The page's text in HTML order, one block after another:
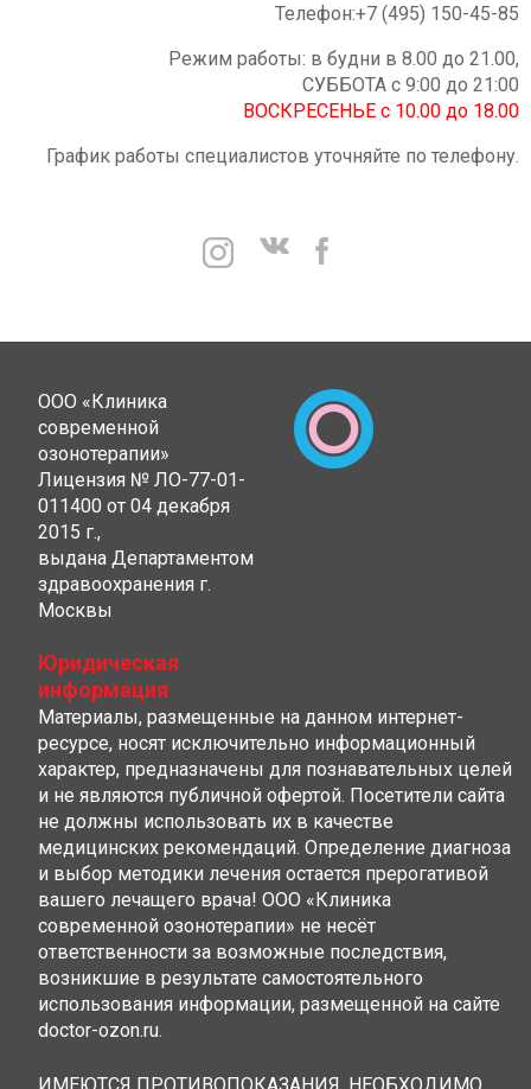
Телефон:+7 (495) 150-45-85
Режим работы: в будни в 8.00 до 21.00,
СУББОТА с 9:00 до 21:00
ВОСКРЕСЕНЬЕ с 10.00 до 18.00
График работы специалистов уточняйте по телефону.
ООО «Клиника
современной
озонотерапии»
Лицензия № ЛО-77-01-
011400 от 04 декабря
2015 г.,
выдана Департаментом
здравоохранения г.
Москвы
Юридическая
информация
Материалы, размещенные на данном интернет-
ресурсе, носят исключительно информационный
характер, предназначены для познавательных целей
и не являются публичной офертой. Посетители сайта
не должны использовать их в качестве
медицинских рекомендаций. Определение диагноза
и выбор методики лечения остается прерогативой
вашего лечащего врача! ООО «Клиника
современной озонотерапии» не несёт
ответственности за возможные последствия,
возникшие в результате самостоятельного
использования информации, размещенной на сайте
doctor-ozon.ru.